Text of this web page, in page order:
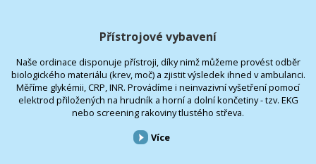
Přístrojové vybavení
Naše ordinace disponuje přístroji, díky nimž můžeme provést odběr
biologického materiálu (krev, moč) a zjistit výsledek ihned v ambulanci.
Měříme glykémii, CRP, INR. Provádíme i neinvazivní vyšetření pomocí
elektrod přiložených na hrudník a horní a dolní končetiny - tzv. EKG
nebo screening rakoviny tlustého střeva.
Více